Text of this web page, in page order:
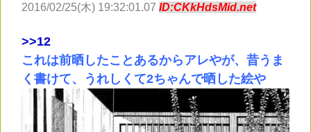
2016/02/25(木) 19:32:01.07 ID:CKkHdsMid.net
>>12
これは前晒したことあるからアレやが、昔うま
く書けて、うれしくて2ちゃんで晒した絵や